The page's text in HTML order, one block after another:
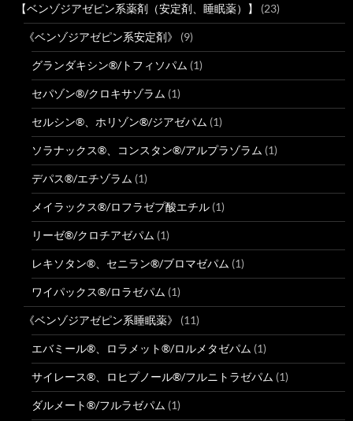
【ベンゾジアゼピン系薬剤（安定剤、睡眠薬）】 (23)
《ベンゾジアゼピン系安定剤》 (9)
グランダキシン®/トフィソパム (1)
セパゾン®/クロキサゾラム (1)
セルシン®、ホリゾン®/ジアゼパム (1)
ソラナックス®、コンスタン®/アルプラゾラム (1)
デパス®/エチゾラム (1)
メイラックス®/ロフラゼプ酸エチル (1)
リーゼ®/クロチアゼパム (1)
レキソタン®、セニラン®/ブロマゼパム (1)
ワイパックス®/ロラゼパム (1)
《ベンゾジアゼピン系睡眠薬》 (11)
エバミール®、ロラメット®/ロルメタゼパム (1)
サイレース®、ロヒプノール®/フルニトラゼパム (1)
ダルメート®/フルラゼパム (1)